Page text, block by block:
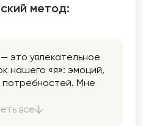
метод:
это увлекательное
нашего «я»: эмоций,
потребностей. Мне
в терапии.
все